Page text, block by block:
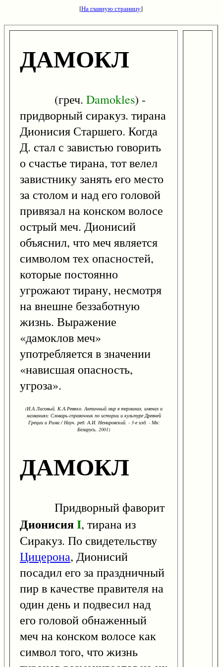
[На главную страницу]
ДАМОКЛ
(греч. Damokles) -
придворный сиракуз. тирана
Дионисия Старшего. Когда
Д. стал с завистью говорить
о счастье тирана, тот велел
завистнику занять его место
за столом и над его головой
привязал на конском волосе
острый меч. Дионисий
объяснил, что меч является
символом тех опасностей,
которые постоянно
угрожают тирану, несмотря
на внешне беззаботную
жизнь. Выражение
«дамоклов меч»
употребляется в значении
«нависшая опасность,
угроза».
(И.А.Лисовый, К.А.Ревяко. Античный мир в терминах, именах и
названиях: Словарь-справочник по истории и культуре Древней
Греции и Рима / Науч. ред. А.И. Немировский. - 3-е изд. - Мн:
Беларусь, 2001)
ДАМОКЛ
Придворный фаворит
ДионисияI, тирана из
Сиракуз. По свидетельству
Цицерона, Дионисий
посадил его за праздничный
пир в качестве правителя на
один день и подвесил над
его головой обнаженный
меч на конском волосе как
символ того, что жизнь